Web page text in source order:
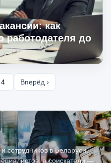
как
работодателя до
Вперёд ›
сотрудников в Беларуси.
а соискатели —